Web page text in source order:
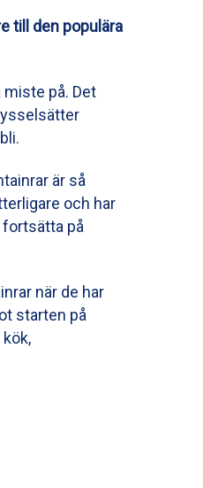
till den populära
på. Det
är så
och har
fortsätta på
när de har
starten på